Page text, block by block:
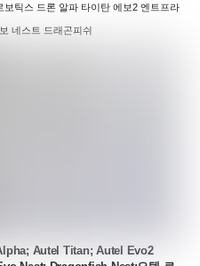
틱스 드론 알파 타이탄 에보2 엔트프라
네스트 드래곤피쉬
Autel Titan; Autel Evo2